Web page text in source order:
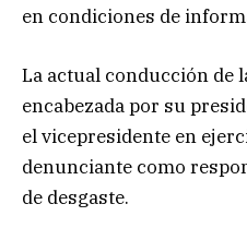
en condiciones de
La actual conducción de
encabezada por su
el vicepresidente en
denunciante como
de desgaste.